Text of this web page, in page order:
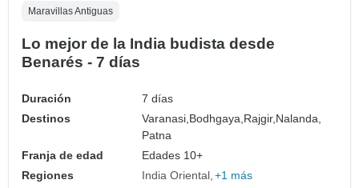
Maravillas Antiguas
Lo mejor de la India budista desde
Benarés - 7 días
Duración
7 días
Destinos
Varanasi, Bodhgaya, Rajgir, Nalanda,
Patna
Franja de edad
Edades 10+
Regiones
India Oriental +1 más